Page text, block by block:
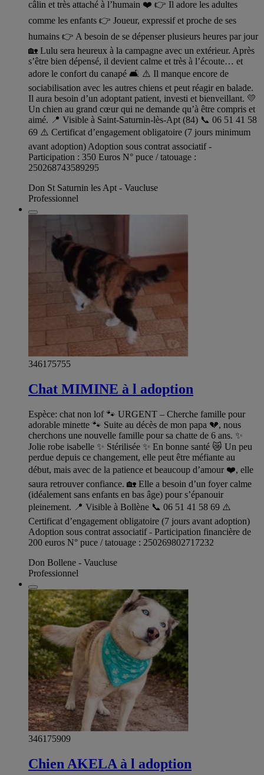
câlin et très attaché à l’humain ❤️ 👉 Il adore les adultes
comme les enfants 👉 Joueur, expressif et proche de ses
humains 👉 A besoin de se dépenser plusieurs heures par jour
🏡 Lulu sera heureux à la campagne avec un extérieur. Après
s’être bien dépensé, il devient calme et très à l’écoute… et
adore le confort du canapé 🛋️ ⚠️ Il manque encore de
sociabilisation avec les autres chiens et peut réagir en balade.
Il aura besoin d’un adoptant patient, investi et bienveillant. 💛
Un chien au grand cœur qui ne demande qu’à être compris et
aimé. 📍 Visible à Saint-Saturnin-lès-Apt (84) 📞 06 51 41 58
69 ⚠️ Certificat d’engagement obligatoire (7 jours minimum
avant adoption) Adoption sous contrat associatif -
Participation : 350 Euros N° puce / tatouage :
250268743589295
Don St Saturnin les Apt - Vaucluse
Professionnel
346175755
Chat MIMINE à l adoption
Espèce: chat non lof 🐾 URGENT – Cherche famille pour
adorable minette 🐾 Suite au décès de mon papa 💔, nous
cherchons une nouvelle famille pour sa chatte de 6 ans. ✨
Jolie robe isabelle ✨ Stérilisée ✨ En bonne santé 😿 Un peu
perdue depuis ce changement, elle peut être méfiante au
début, mais avec de la patience et beaucoup d’amour ❤️, elle
saura retrouver confiance. 🏡 Elle a besoin d’un foyer calme
(idéalement sans enfants en bas âge) pour s’épanouir
pleinement. 📍 Visible à Bollène 📞 06 51 41 58 69 ⚠️
Certificat d’engagement obligatoire (7 jours avant adoption)
Adoption sous contrat associatif - Participation financière de
200 euros N° puce / tatouage : 250269802717232
Don Bollene - Vaucluse
Professionnel
346175909
Chien AKELA à l adoption